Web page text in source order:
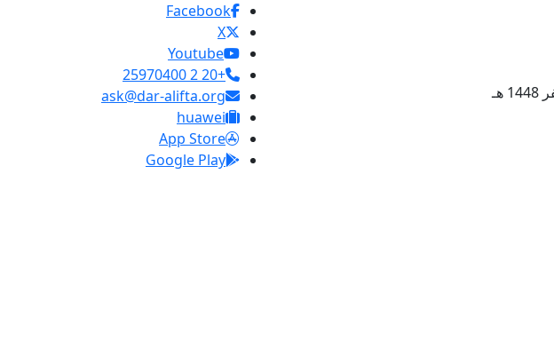
Facebook
X
Youtube
+20 2 25970400
ask@dar-alifta.org
huawei
App Store
Google Play